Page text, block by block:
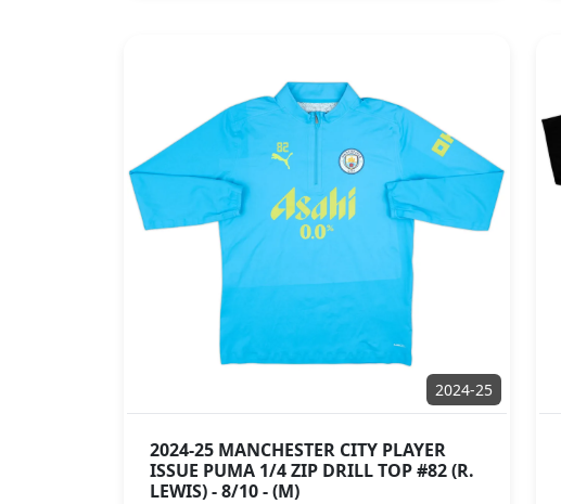
2024-25
2024-25 MANCHESTER CITY PLAYER
ISSUE PUMA 1/4 ZIP DRILL TOP #82 (R.
LEWIS) - 8/10 - (M)